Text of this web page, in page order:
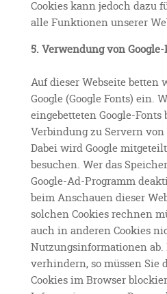
Cookies kann jedoch dazu
alle Funktionen unserer
5. Verwendung von
Auf dieser Webseite betten
Google (Google Fonts) ein.
eingebetteten Google-
Verbindung zu Servern von
Dabei wird Google
besuchen. Wer das
Google-Ad-Programm
beim Anschauen dieser
solchen Cookies rechnen
auch in anderen Cookies
Nutzungsinformationen ab.
verhindern, so müssen Sie
Cookies im Browser